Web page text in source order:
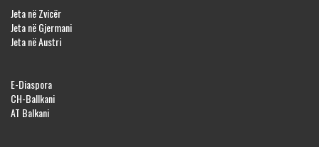
Jeta në Zvicër
Jeta në Gjermani
Jeta në Austri
E-Diaspora
CH-Ballkani
AT Balkani